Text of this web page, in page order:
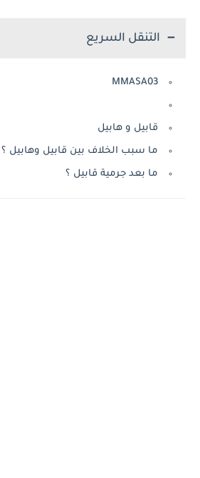
التنقل السريع
MMASA03
قابيل و هابيل
ما سبب الخلاف بين قابيل وهابيل ؟
ما بعد جرمية قابيل ؟